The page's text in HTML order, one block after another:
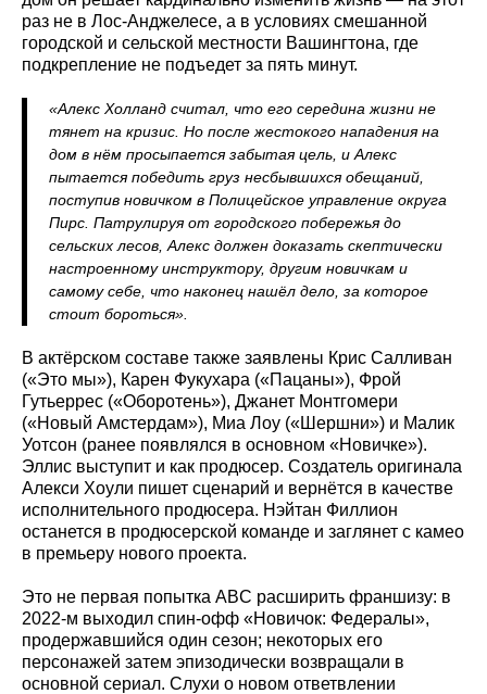
раз не в Лос-Анджелесе, а в условиях смешанной
городской и сельской местности Вашингтона, где
подкрепление не подъедет за пять минут.
«Алекс Холланд считал, что его середина жизни не
тянет на кризис. Но после жестокого нападения на
дом в нём просыпается забытая цель, и Алекс
пытается победить груз несбывшихся обещаний,
поступив новичком в Полицейское управление округа
Пирс. Патрулируя от городского побережья до
сельских лесов, Алекс должен доказать скептически
настроенному инструктору, другим новичкам и
самому себе, что наконец нашёл дело, за которое
стоит бороться».
В актёрском составе также заявлены Крис Салливан
(«Это мы»), Карен Фукухара («Пацаны»), Фрой
Гутьеррес («Оборотень»), Джанет Монтгомери
(«Новый Амстердам»), Миа Лоу («Шершни») и Малик
Уотсон (ранее появлялся в основном «Новичке»).
Эллис выступит и как продюсер. Создатель оригинала
Алекси Хоули пишет сценарий и вернётся в качестве
исполнительного продюсера. Нэйтан Филлион
останется в продюсерской команде и заглянет с камео
в премьеру нового проекта.
Это не первая попытка ABC расширить франшизу: в
2022-м выходил спин-офф «Новичок: Федералы»,
продержавшийся один сезон; некоторых его
персонажей затем эпизодически возвращали в
основной сериал. Слухи о новом ответвлении